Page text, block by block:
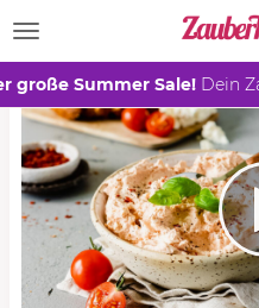
TOGGLE
große Summer Sale! Dein